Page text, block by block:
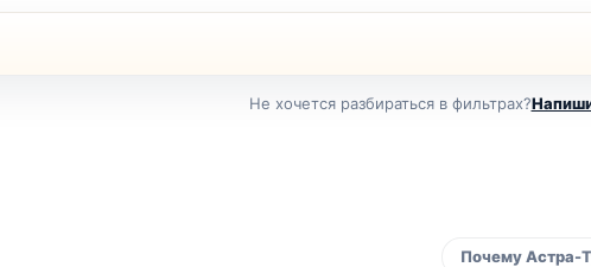
Не хочется разбираться в фильтрах?
Почему Астра-